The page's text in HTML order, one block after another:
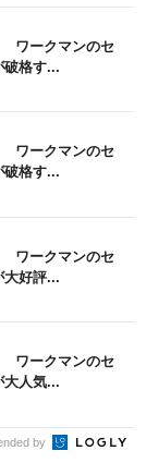
ワークマンのセ
破格す...
ワークマンのセ
破格す...
ワークマンのセ
大好評...
ワークマンのセ
大人気...
by